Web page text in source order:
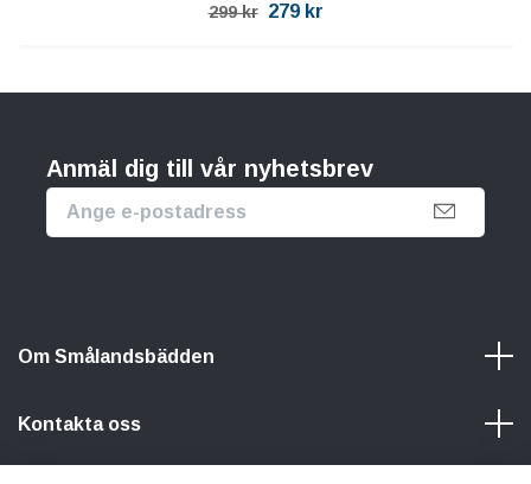
299 kr 279 kr
Anmäl dig till vår nyhetsbrev
Om Smålandsbädden
Kontakta oss